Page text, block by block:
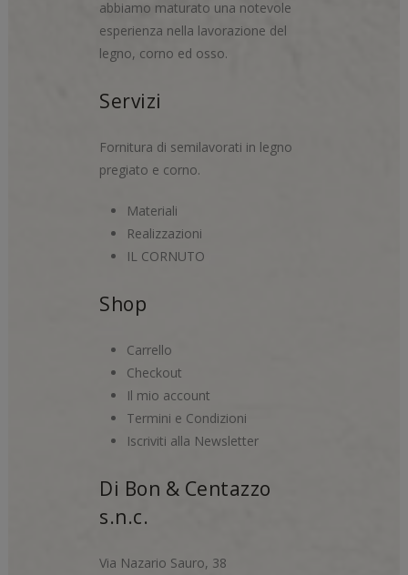
abbiamo maturato una notevole
esperienza nella lavorazione del
legno, corno ed osso.
Servizi
Fornitura di semilavorati in legno
pregiato e corno.
Materiali
Realizzazioni
IL CORNUTO
Shop
Carrello
Checkout
Il mio account
Termini e Condizioni
Iscriviti alla Newsletter
Di Bon & Centazzo
s.n.c.
Via Nazario Sauro, 38